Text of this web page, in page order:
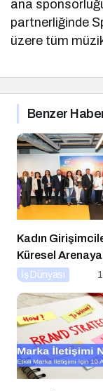
ana
partnerliğinde
üzere tüm
Benzer
Kadın
Küresel Arenaya
İş Dünyası